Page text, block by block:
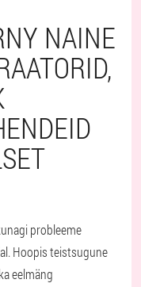
NAINE
probleeme
Hoopis teistsugune
eelmäng